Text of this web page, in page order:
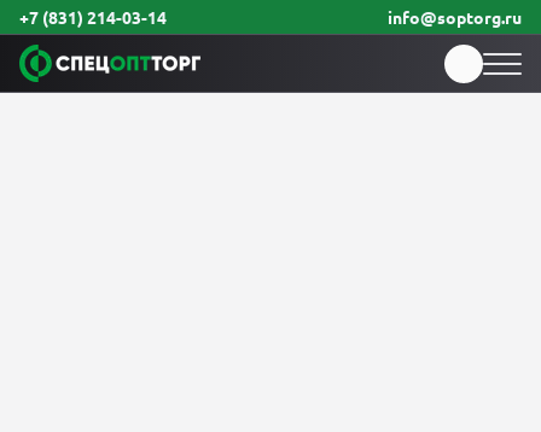
+7 (831) 214-03-14 info@soptorg.ru